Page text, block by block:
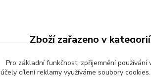
Zboží zařazeno v
Dětské oblečení
Pro základní funkčnost, zpříjemnění
účely cílení reklamy využíváme soubory